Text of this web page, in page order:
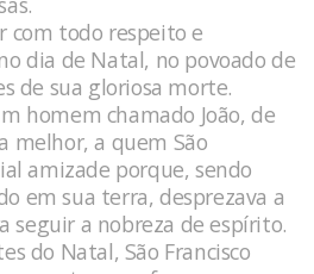
com todo respeito e
dia de Natal, no povoado de
de sua gloriosa morte.
homem chamado João, de
melhor, a quem São
amizade porque, sendo
em sua terra, desprezava a
seguir a nobreza de espírito.
do Natal, São Francisco